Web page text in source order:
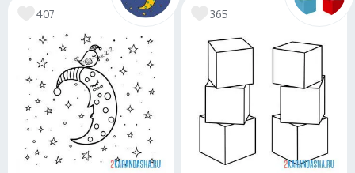
407 365